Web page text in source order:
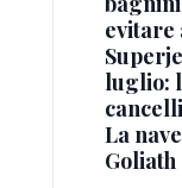
luglio:
La